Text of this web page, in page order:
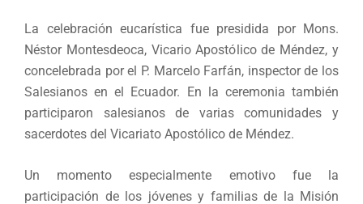
La celebración eucarística fue presidida por Mons.
Néstor Montesdeoca, Vicario Apostólico de Méndez, y
concelebrada por el P. Marcelo Farfán, inspector de los
Salesianos en el Ecuador. En la ceremonia también
participaron salesianos de varias comunidades y
sacerdotes del Vicariato Apostólico de Méndez.
Un momento especialmente emotivo fue la
participación de los jóvenes y familias de la Misión